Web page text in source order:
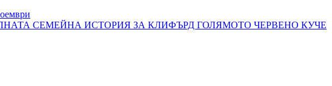
СЕМЕЙНА ИСТОРИЯ ЗА КЛИФЪРД ГОЛЯМОТО ЧЕРВЕНО КУЧЕ